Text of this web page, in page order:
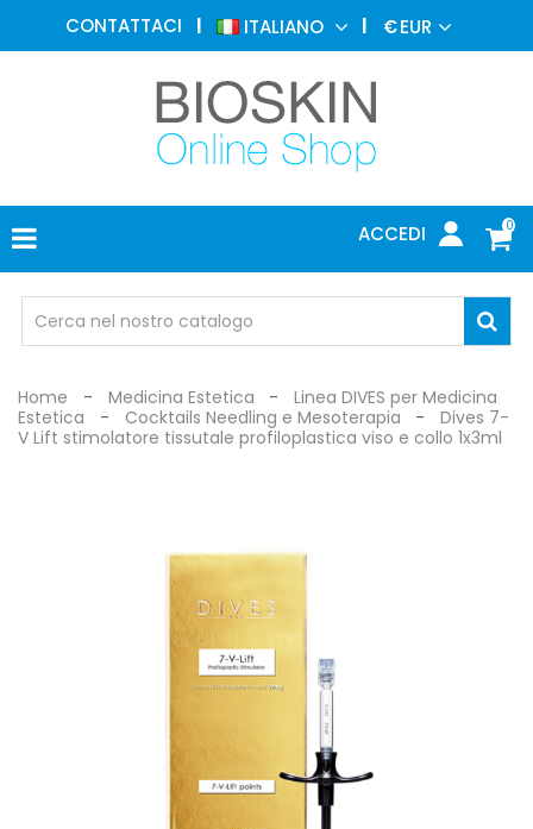
CONTATTACI ITALIANO €EUR
0
ACCEDI
MEDICINA
ESTETICA
DERMATOLOGIA
FOTOTERAPIA
ELETTROMEDICALI
MEDICO
OCCHIALI
DI
Home Medicina Estetica
Linea DIVES per Medicina
Estetica
Cocktails Needling e Mesoterapia
Dives 7-
V Lift stimolatore tissutale profiloplastica viso e collo 1x3ml